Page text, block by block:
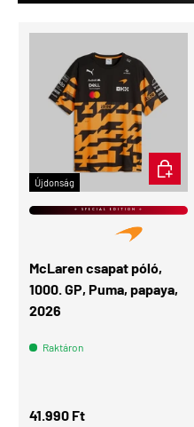
Újdonság
⭐ SPECIAL EDITION ⭐
McLaren csapat póló,
1000. GP, Puma, papaya,
2026
Raktáron
Normál ár
41.990 Ft